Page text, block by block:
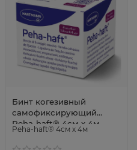
Бинт когезивный
самофиксирующий
Peha-haft® 4см х 4м
Peha-haft® 4см х 4м